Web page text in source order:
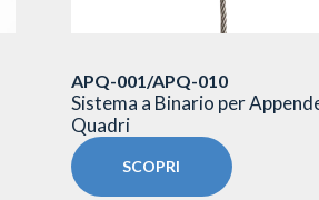
APQ-001/APQ-010
Sistema a Binario per
Quadri
SCOPRI